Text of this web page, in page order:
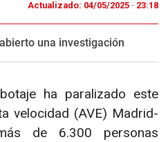
Actualizado: 04/05/2025 · 23:18
una investigación
ha paralizado este
velocidad (AVE) Madrid-
de 6.300 personas